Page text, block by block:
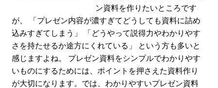
ン資料を作りたいところです
が、 「プレゼン内容が濃すぎてどうしても資料に詰め
込みすぎてしまう」 「どうやって説得力やわかりやす
さを持たせるか途方にくれている」 という方も多いと
感じますよね。 プレゼン資料をシンプルでわかりやす
いものにするためには、ポイントを押さえた資料作り
が大切になります。では、わかりやすいプレゼン資料